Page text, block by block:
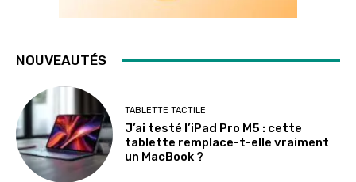
NOUVEAUTÉS
TABLETTE TACTILE
J’ai testé l’iPad Pro M5 : cette
tablette remplace-t-elle vraiment
un MacBook ?